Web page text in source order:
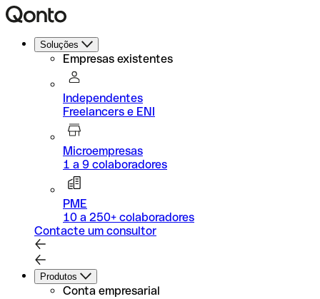
Soluções
Empresas existentes
Independentes
Freelancers e ENI
Microempresas
1 a 9 colaboradores
PME
10 a 250+ colaboradores
Contacte um consultor
Produtos
Conta empresarial